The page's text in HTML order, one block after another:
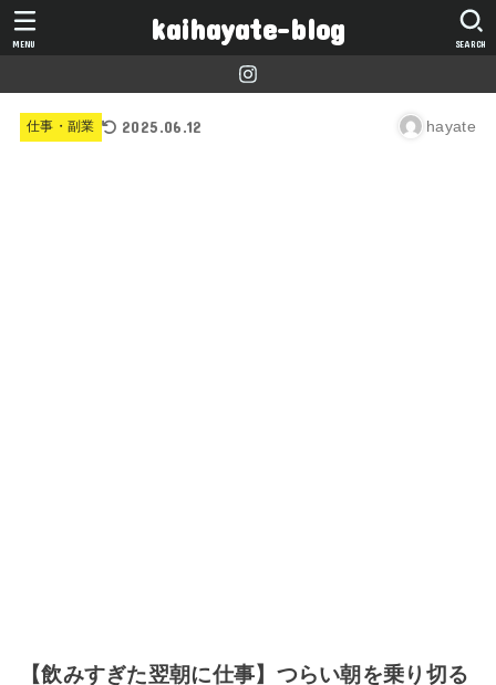
kaihayate-blog SEARCH
MENU
仕事・副業 2025.06.12 hayate
【飲みすぎた翌朝に仕事】つらい朝を乗り切る